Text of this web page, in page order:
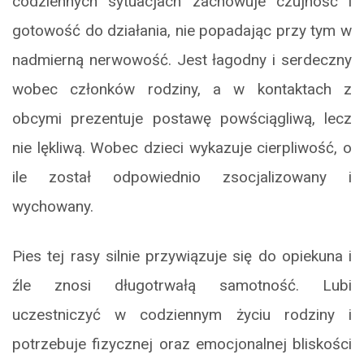
gotowość do działania, nie popadając przy tym w
nadmierną nerwowość. Jest łagodny i serdeczny
wobec członków rodziny, a w kontaktach z
obcymi prezentuje postawę powściągliwą, lecz
nie lękliwą. Wobec dzieci wykazuje cierpliwość, o
ile został odpowiednio zsocjalizowany i
wychowany.
Pies tej rasy silnie przywiązuje się do opiekuna i
źle znosi długotrwałą samotność. Lubi
uczestniczyć w codziennym życiu rodziny i
potrzebuje fizycznej oraz emocjonalnej bliskości